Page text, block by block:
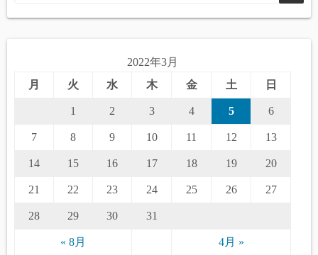
2022年3月
月
火 水 木 金 土 日
« 8月 4月 »
1 2 3 4 5 6
7 8 9 10 11 12 13
14 15 16 17 18 19 20
21 22 23 24 25 26 27
28 29 30 31